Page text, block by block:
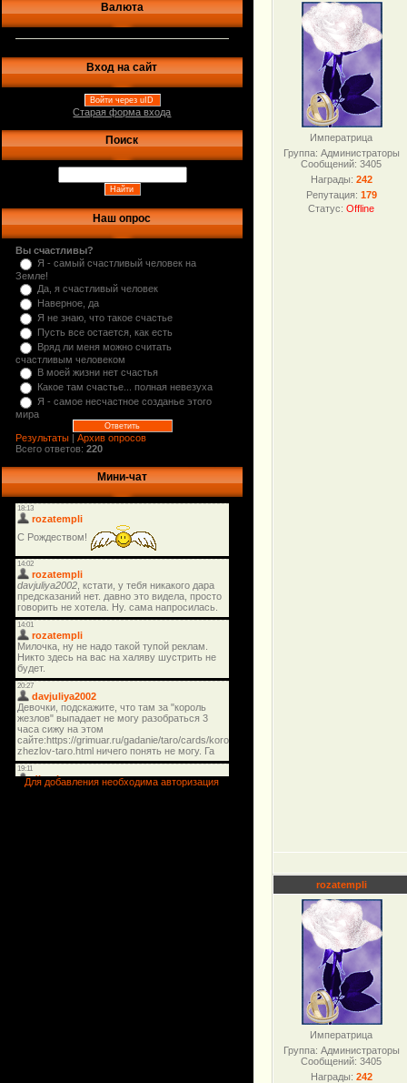
Валюта
Вход на сайт
Войти через uID
Старая форма входа
Поиск
Наш опрос
Вы счастливы?
Я - самый счастливый человек на
Земле!
Да, я счастливый человек
Наверное, да
Я не знаю, что такое счастье
Пусть все остается, как есть
Вряд ли меня можно считать
счастливым человеком
В моей жизни нет счастья
Какое там счастье... полная невезуха
Я - самое несчастное созданье этого
мира
Результаты | Архив опросов
Всего ответов: 220
Мини-чат
Для добавления необходима авторизация
Императрица
Группа: Администраторы
Сообщений:3405
Награды: 242
Репутация: 179
Статус:Offline
rozatempli
Императрица
Группа: Администраторы
Сообщений:3405
Награды: 242